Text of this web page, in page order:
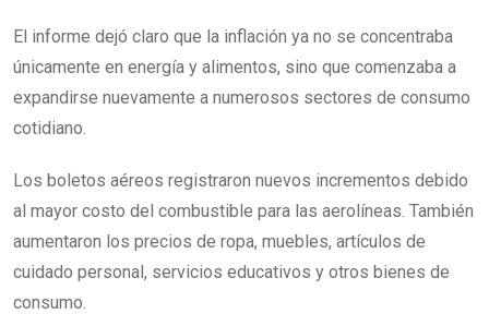
El informe dejó claro que la inflación ya no se concentraba
únicamente en energía y alimentos, sino que comenzaba a
expandirse nuevamente a numerosos sectores de consumo
cotidiano.
Los boletos aéreos registraron nuevos incrementos debido
al mayor costo del combustible para las aerolíneas. También
aumentaron los precios de ropa, muebles, artículos de
cuidado personal, servicios educativos y otros bienes de
consumo.